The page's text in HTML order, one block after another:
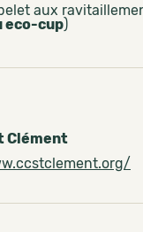
aux
eco-cup)
Clément